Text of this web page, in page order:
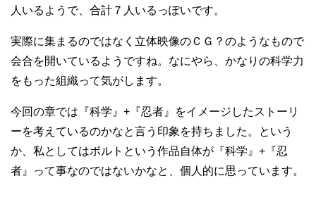
人いるようで、合計７人いるっぽいです。
実際に集まるのではなく立体映像のＣＧ？のようなもので
会合を開いているようですね。なにやら、かなりの科学力
をもった組織って気がします。
今回の章では『科学』+『忍者』をイメージしたストーリ
ーを考えているのかなと言う印象を持ちました。という
か、私としてはボルトという作品自体が『科学』+『忍
者』って事なのではないかなと、個人的に思っています。